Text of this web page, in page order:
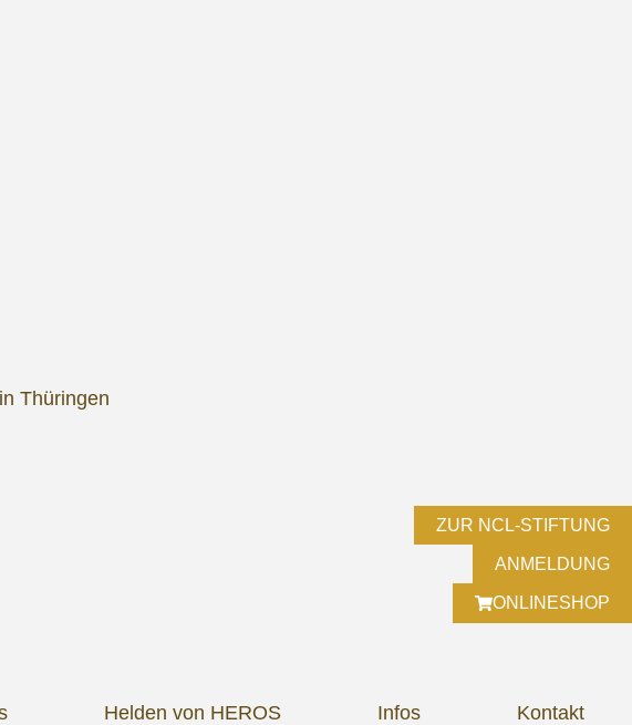
ZUR NCL-STIFTUNG
ANMELDUNG
ONLINESHOP
Helden von HEROS Infos Kontakt